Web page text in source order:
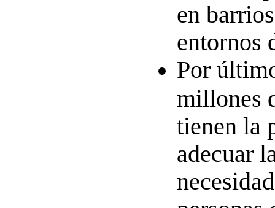
en
entornos
Por
millones
tienen la
adecuar